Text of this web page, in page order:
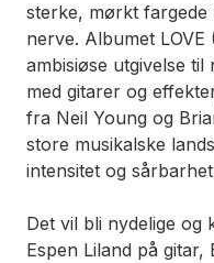
sterke, mørkt
nerve. Albumet
ambisiøse utgivelse
med gitarer og
fra Neil Young og
store musikalske
intensitet og
Det vil bli nydelige og
Espen Liland på